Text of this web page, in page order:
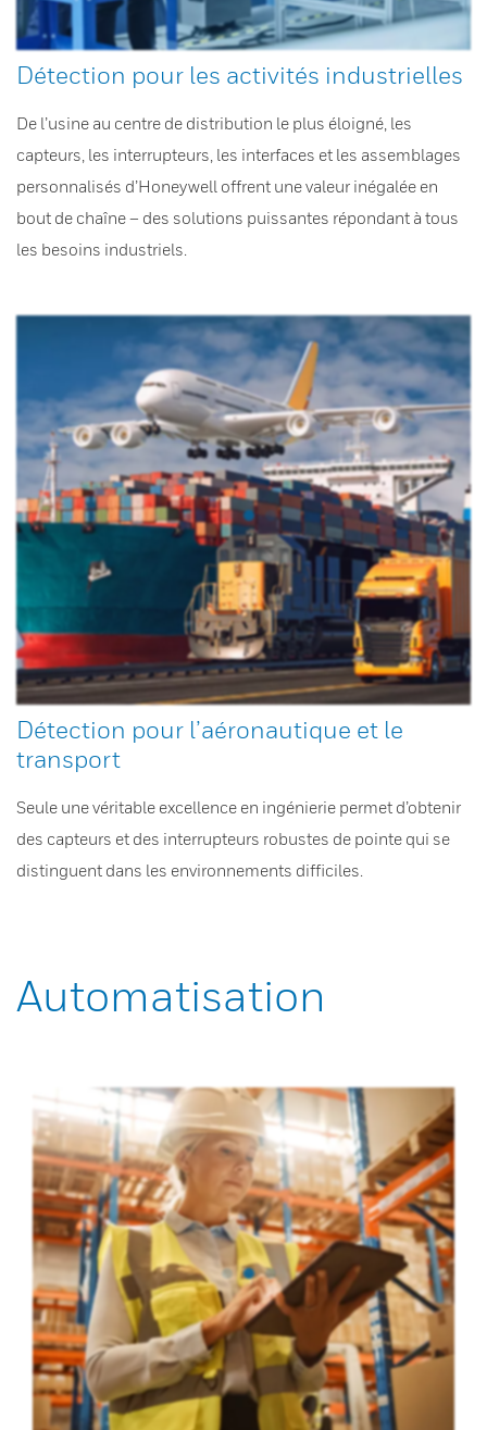
Détection pour les activités industrielles
De l’usine au centre de distribution le plus éloigné, les
capteurs, les interrupteurs, les interfaces et les assemblages
personnalisés d’Honeywell offrent une valeur inégalée en
bout de chaîne – des solutions puissantes répondant à tous
les besoins industriels.
Détection pour l’aéronautique et le
transport
Seule une véritable excellence en ingénierie permet d’obtenir
des capteurs et des interrupteurs robustes de pointe qui se
distinguent dans les environnements difficiles.
Automatisation